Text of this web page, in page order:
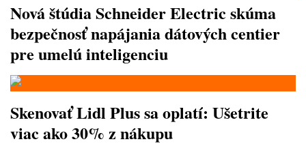
Nová štúdia Schneider Electric skúma
bezpečnosť napájania dátových centier
pre umelú inteligenciu
Skenovať Lidl Plus sa oplatí: Ušetrite
viac ako 30% z nákupu